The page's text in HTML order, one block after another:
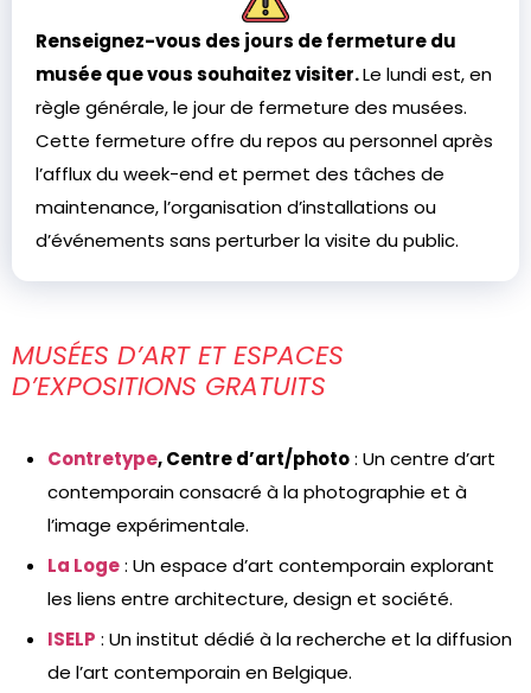
Renseignez-vous des jours de fermeture du
musée que vous souhaitez visiter.Le lundi est, en
règle générale, le jour de fermeture des musées.
Cette fermeture offre du repos au personnel après
l’afflux du week-end et permet des tâches de
maintenance, l’organisation d’installations ou
d’événements sans perturber la visite du public.
MUSÉES D’ART ET ESPACES
D’EXPOSITIONS GRATUITS
Contretype, Centre d’art/photo: Un centre d’art
contemporain consacré à la photographie et à
l’image expérimentale.
La Loge: Un espace d’art contemporain explorant
les liens entre architecture, design et société.
ISELP : Un institut dédié à la recherche et la diffusion
de l’art contemporain en Belgique.